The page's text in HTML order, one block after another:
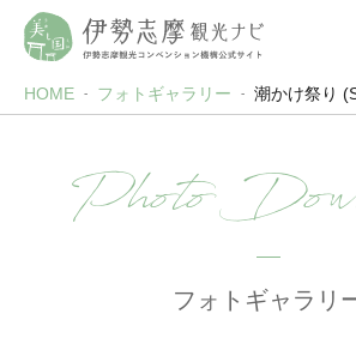
HOME フォトギャラリー 潮かけ祭り
Photo
フォトギャラリ